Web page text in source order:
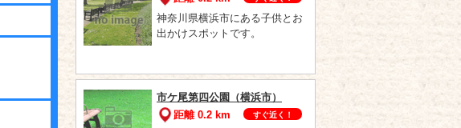
神奈川県横浜市にある子供とお
出かけスポットです。
市ケ尾第四公園（横浜市）
距離 0.2 km
すぐ近く！